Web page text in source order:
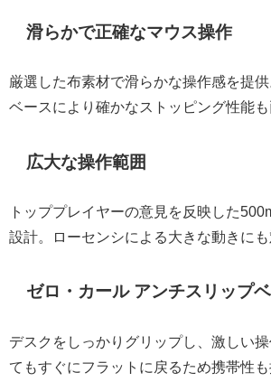
滑らかで正確なマウス操作
厳選した布素材で滑らかな操作感を提
ベースにより確かなストッピング性能も
広大な操作範囲
トッププレイヤーの意見を反映した
設計。ローセンシによる大きな動きにも
ゼロ・カール アンチスリップ
デスクをしっかりグリップし、激しい
てもすぐにフラットに戻るため携帯性も